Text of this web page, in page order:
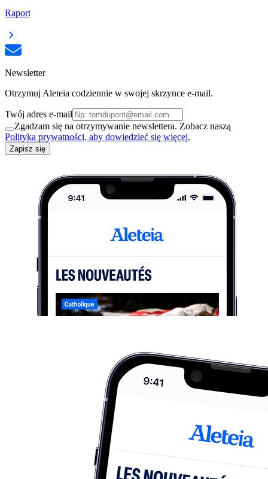
Raport
Newsletter
Otrzymuj Aleteia codziennie w swojej skrzynce e-mail.
Twój adres e-mail
Zgadzam się na otrzymywanie newslettera. Zobacz naszą
Polityka prywatności, aby dowiedzieć się więcej.
Zapisz się